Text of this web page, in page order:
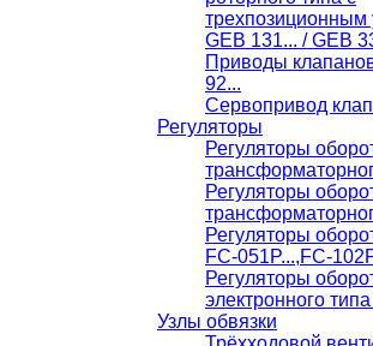
трехпозиционным
GEB 131... / GEB
Приводы
92...
Сервопривод
Регуляторы
Регуляторы
Регуляторы
Регуляторы
FC-051P...,FC-
Регуляторы
электронного
Узлы обвязки